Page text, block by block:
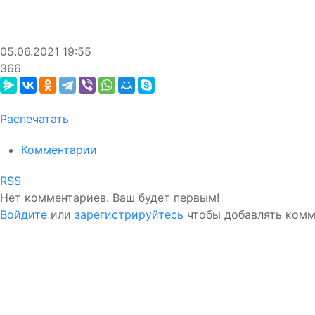
05.06.2021 19:55
366
Распечатать
Комментарии
RSS
Нет комментариев. Ваш будет первым!
Войдите или зарегистрируйтесь чтобы добавлять